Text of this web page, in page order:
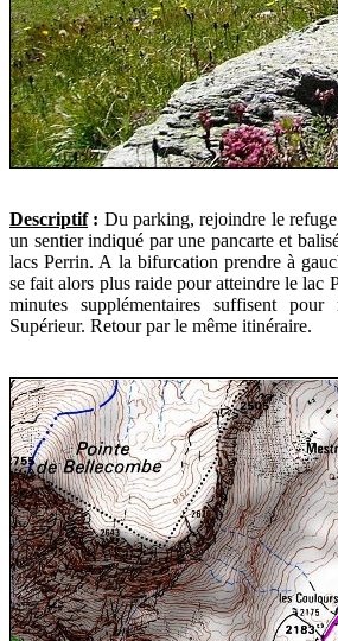
Descriptif: Du parking, rejoindre le
un sentier indiqué par une pancarte et
lacs Perrin. A la bifurcation prendre à
se fait alors plus raide pour atteindre le lac
minutes supplémentaires suffisent
Supérieur. Retour par le même itinéraire.